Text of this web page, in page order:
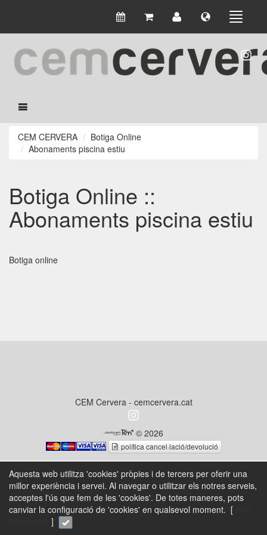
CEM CERVERA
Botiga Online
Abonaments piscina estiu
Botiga Online ::
Abonaments piscina estiu
Botiga online
CEM Cervera - cemcervera.cat
© 2026
política cancel·lació/devolució
Aquesta web utilitza 'cookies' pròpies i de tercers per oferir una
millor experiència i servei. Al navegar o utilitzar els notres serveis,
acceptes l'ús que fem de les 'cookies'. De totes maneres, pots
canviar la configuració de 'cookies' en qualsevol moment. [
]